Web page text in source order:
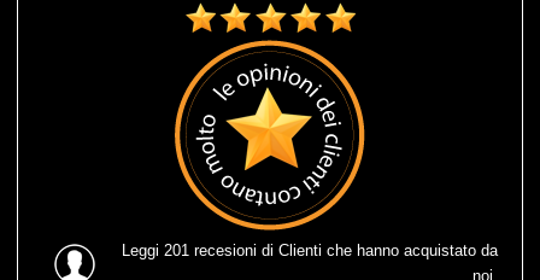
Leggi 201 recesioni di Clienti che hanno acquistato da
noi.